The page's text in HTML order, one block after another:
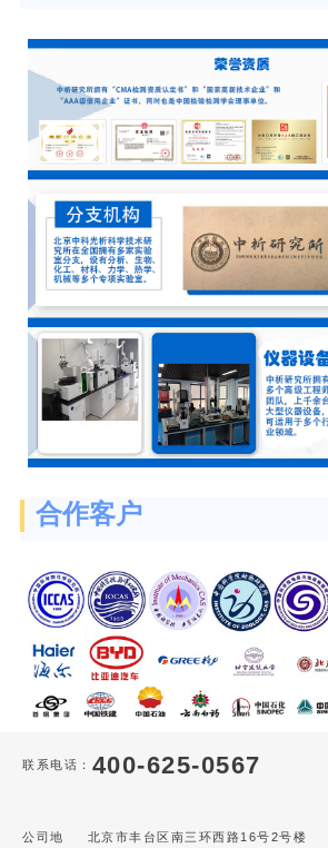
合作客户
联系电话： 400-625-0567
公司地 北京市丰台区南三环西路16号2号楼